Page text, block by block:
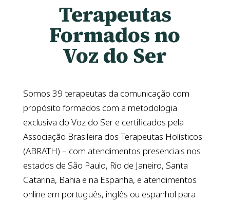
Terapeutas
Formados no
Voz do Ser
Somos 39 terapeutas da comunicação com
propósito formados com a metodologia
exclusiva do Voz do Ser e certificados pela
Associação Brasileira dos Terapeutas Holísticos
(ABRATH) – com atendimentos presenciais nos
estados de São Paulo, Rio de Janeiro, Santa
Catarina, Bahia e na Espanha, e atendimentos
online em português, inglês ou espanhol para